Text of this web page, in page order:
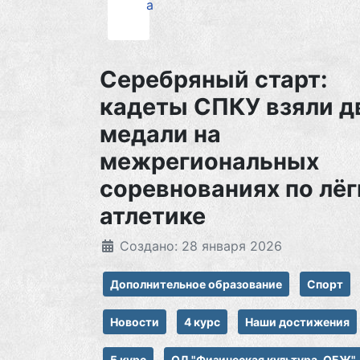
а
Серебряный старт:
кадеты СПКУ взяли
медали на
межрегиональных
соревнованиях по
атлетике
Создано: 28 января 2026
Дополнительное образование Спорт
Новости 4 курс Наши достижения